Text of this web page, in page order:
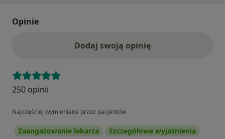
Opinie
Dodaj swoją opinię
250 opinii
Najczęściej wymieniane przez pacjentów
Zaangażowanie lekarza
Szczegółowe wyjaśnienia